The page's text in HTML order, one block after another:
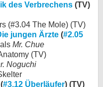
des Verbrechens (TV)
(#3.04 The Mole) (TV)
jungen Ärzte (#2.05
als Mr. Chue
(TV)
Noguchi
(#3.12 Überläufer) (TV)